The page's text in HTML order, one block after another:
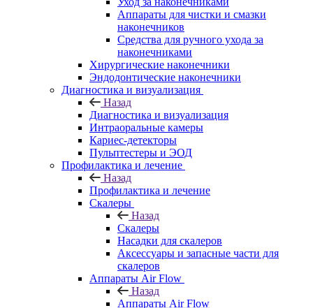
Аппараты для чистки и смазки
наконечников
Средства для ручного ухода за
наконечниками
Хирургические наконечники
Эндодонтические наконечники
Диагностика и визуализация
Назад
Диагностика и визуализация
Интраоральные камеры
Кариес-детекторы
Пульптестеры и ЭОД
Профилактика и лечение
Назад
Профилактика и лечение
Скалеры
Назад
Скалеры
Насадки для скалеров
Аксессуары и запасные части для
скалеров
Аппараты Air Flow
Назад
Аппараты Air Flow